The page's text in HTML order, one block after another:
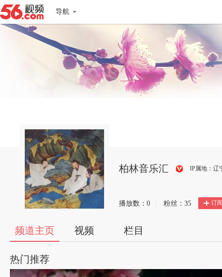
导航
柏林音乐汇
狐
IP属地：辽
播放数： 0 粉丝： 35 订
频道主页 视频 栏目
热门推荐